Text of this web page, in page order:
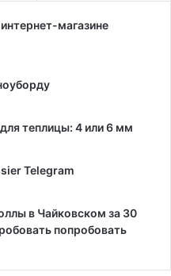
магазине
теплицы: 4 или 6 мм
Telegram
в Чайковском за 30
попробовать